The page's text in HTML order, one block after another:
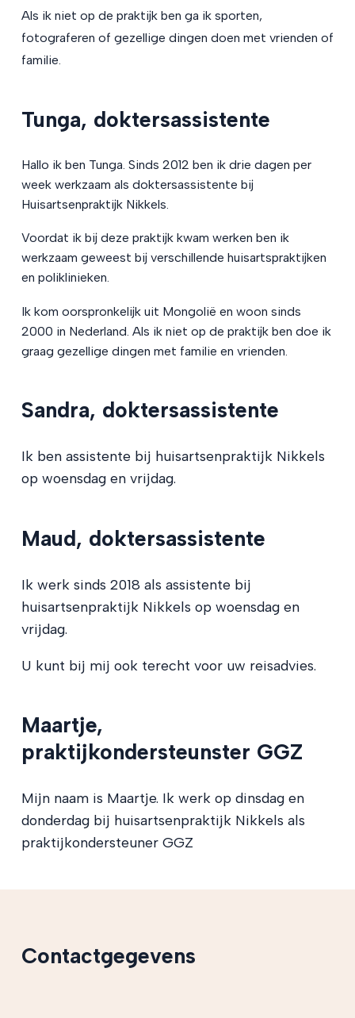
Als ik niet op de praktijk ben ga ik sporten,
fotograferen of gezellige dingen doen met vrienden of
familie.
Tunga, doktersassistente
Hallo ik ben Tunga. Sinds 2012 ben ik drie dagen per
week werkzaam als doktersassistente bij
Huisartsenpraktijk Nikkels.
Voordat ik bij deze praktijk kwam werken ben ik
werkzaam geweest bij verschillende huisartspraktijken
en poliklinieken.
Ik kom oorspronkelijk uit Mongolië en woon sinds
2000 in Nederland. Als ik niet op de praktijk ben doe ik
graag gezellige dingen met familie en vrienden.
Sandra, doktersassistente
Ik ben assistente bij huisartsenpraktijk Nikkels
op woensdag en vrijdag.
Maud, doktersassistente
Ik werk sinds 2018 als assistente bij
huisartsenpraktijk Nikkels op woensdag en
vrijdag.
U kunt bij mij ook terecht voor uw reisadvies.
Maartje,
praktijkondersteunster GGZ
Mijn naam is Maartje. Ik werk op dinsdag en
donderdag bij huisartsenpraktijk Nikkels als
praktijkondersteuner GGZ
Contactgegevens